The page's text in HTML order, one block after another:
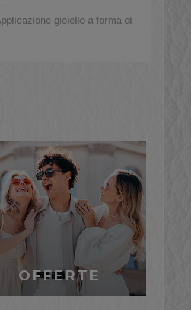
gioiello a forma di
OFFERTE